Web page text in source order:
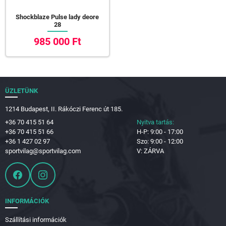
Shockblaze Pulse lady deore
28
985 000 Ft
ÜZLETÜNK
1214 Budapest, II. Rákóczi Ferenc út 185.
+36 70 415 51 64
+36 70 415 51 66
+36 1 427 02 97
sportvilag@sportvilag.com
Nyitva tartás:
H-P: 9:00 - 17:00
Szo: 9:00 - 12:00
V: ZÁRVA
INFORMÁCIÓK
Szállítási információk